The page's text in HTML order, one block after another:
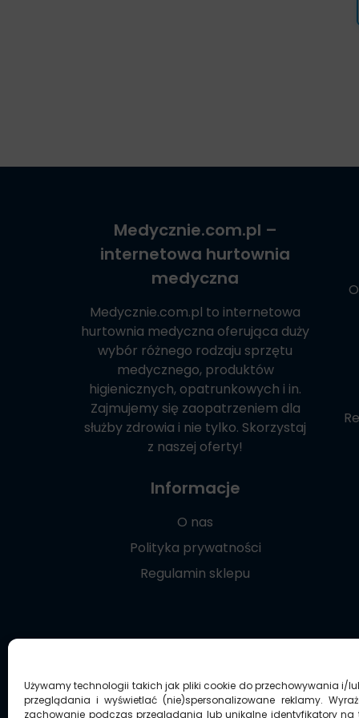
Używamy technologii takich jak pliki cookie do przechowywania i/
przeglądania i wyświetlać (nie)spersonalizowane reklamy.
zachowanie podczas przeglądania lub unikalne identyfikatory na
Medycznie.com.pl –
internetowa hurtownia
medyczna
Medycznie.com.pl to internetowa
hurtownia medyczna oferująca duży
wybór różnego rodzaju sprzętu
medycznego, produktów
higienicznych, opatrunkowych i in.
Zajmujemy się zaopatrzeniem dla
służby zdrowia i nie tylko. Skorzystaj
z naszej oferty!
Informacje
O nas
Polityka prywatności
Regulamin sklepu